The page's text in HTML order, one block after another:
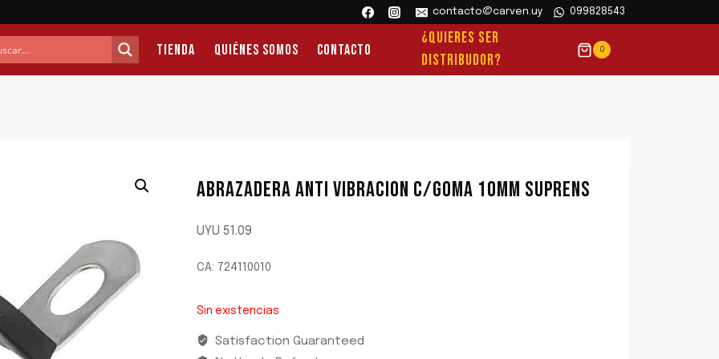
contacto@carven.uy 099828543
Tienda Quiénes Somos Contacto
¿QUIERES SER
DISTRIBUDOR?
0
ABRAZADERA ANTI VIBRACION C/GOMA 10MM SUPRENS
UYU 51.09
CA: 724110010
Sin existencias
Satisfaction Guaranteed